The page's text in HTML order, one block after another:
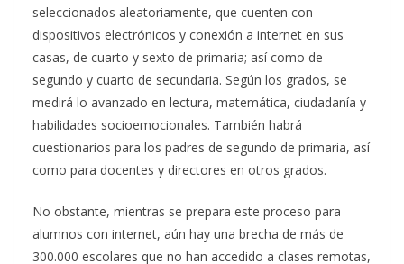
seleccionados aleatoriamente, que cuenten con
dispositivos electrónicos y conexión a internet en sus
casas, de cuarto y sexto de primaria; así como de
segundo y cuarto de secundaria. Según los grados, se
medirá lo avanzado en lectura, matemática, ciudadanía y
habilidades socioemocionales. También habrá
cuestionarios para los padres de segundo de primaria, así
como para docentes y directores en otros grados.
No obstante, mientras se prepara este proceso para
alumnos con internet, aún hay una brecha de más de
300.000 escolares que no han accedido a clases remotas,